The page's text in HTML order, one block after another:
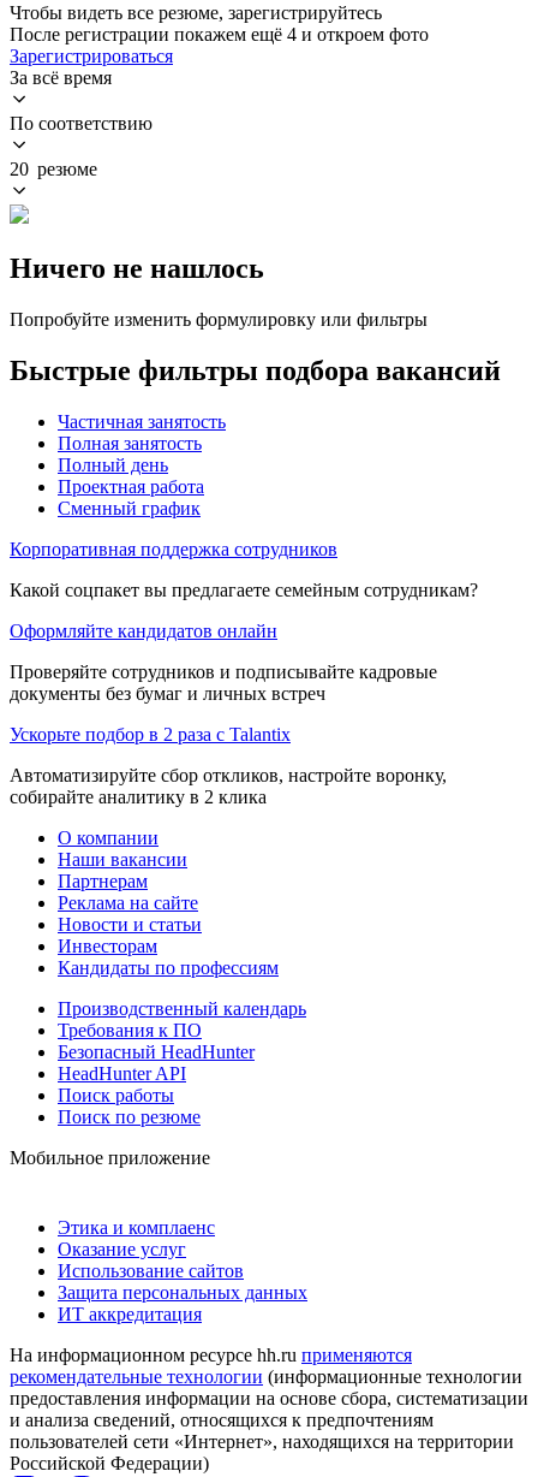
Чтобы видеть все резюме, зарегистрируйтесь
После регистрации покажем ещё 4 и откроем фото
Зарегистрироваться
За всё время
По соответствию
20 резюме
Ничего не нашлось
Попробуйте изменить формулировку или фильтры
Быстрые фильтры подбора вакансий
Частичная занятость
Полная занятость
Полный день
Проектная работа
Сменный график
Корпоративная поддержка сотрудников
Какой соцпакет вы предлагаете семейным сотрудникам?
Оформляйте кандидатов онлайн
Проверяйте сотрудников и подписывайте кадровые
документы без бумаг и личных встреч
Ускорьте подбор в 2 раза с Talantix
Автоматизируйте сбор откликов, настройте воронку,
собирайте аналитику в 2 клика
О компании
Наши вакансии
Партнерам
Реклама на сайте
Новости и статьи
Инвесторам
Кандидаты по профессиям
Производственный календарь
Требования к ПО
Безопасный HeadHunter
HeadHunter API
Поиск работы
Поиск по резюме
Мобильное приложение
Этика и комплаенс
Оказание услуг
Использование сайтов
Защита персональных данных
ИТ аккредитация
На информационном ресурсе hh.ru применяются
рекомендательные технологии (информационные технологии
предоставления информации на основе сбора, систематизации
и анализа сведений, относящихся к предпочтениям
пользователей сети «Интернет», находящихся на территории
Российской Федерации)